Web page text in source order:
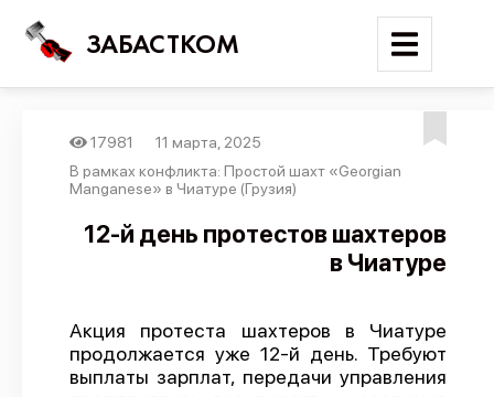
ЗАБАСТКОМ
Войти
Поиск
Трудовые конфликты
Отчеты
17981
11 марта, 2025
В рамках конфликта: Простой шахт «Georgian
Manganese» в Чиатуре (Грузия)
12-й день протестов шахтеров
в Чиатуре
Акция протеста шахтеров в Чиатуре
продолжается уже 12-й день. Требуют
выплаты зарплат, передачи управления